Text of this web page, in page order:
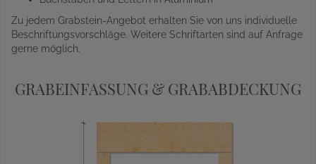
Zu jedem Grabstein-Angebot erhalten Sie von uns individuelle
Beschriftungsvorschläge. Weitere Schriftarten sind auf Anfrage
gerne möglich.
GRABEINFASSUNG & GRABABDECKUNG